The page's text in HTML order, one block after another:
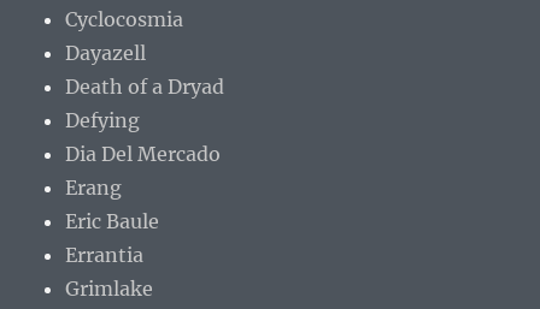
Cyclocosmia
Dayazell
Death of a Dryad
Defying
Dia Del Mercado
Erang
Eric Baule
Errantia
Grimlake